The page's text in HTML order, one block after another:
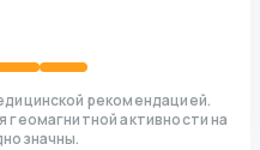
рекомендацией.
геомагнитной активности на